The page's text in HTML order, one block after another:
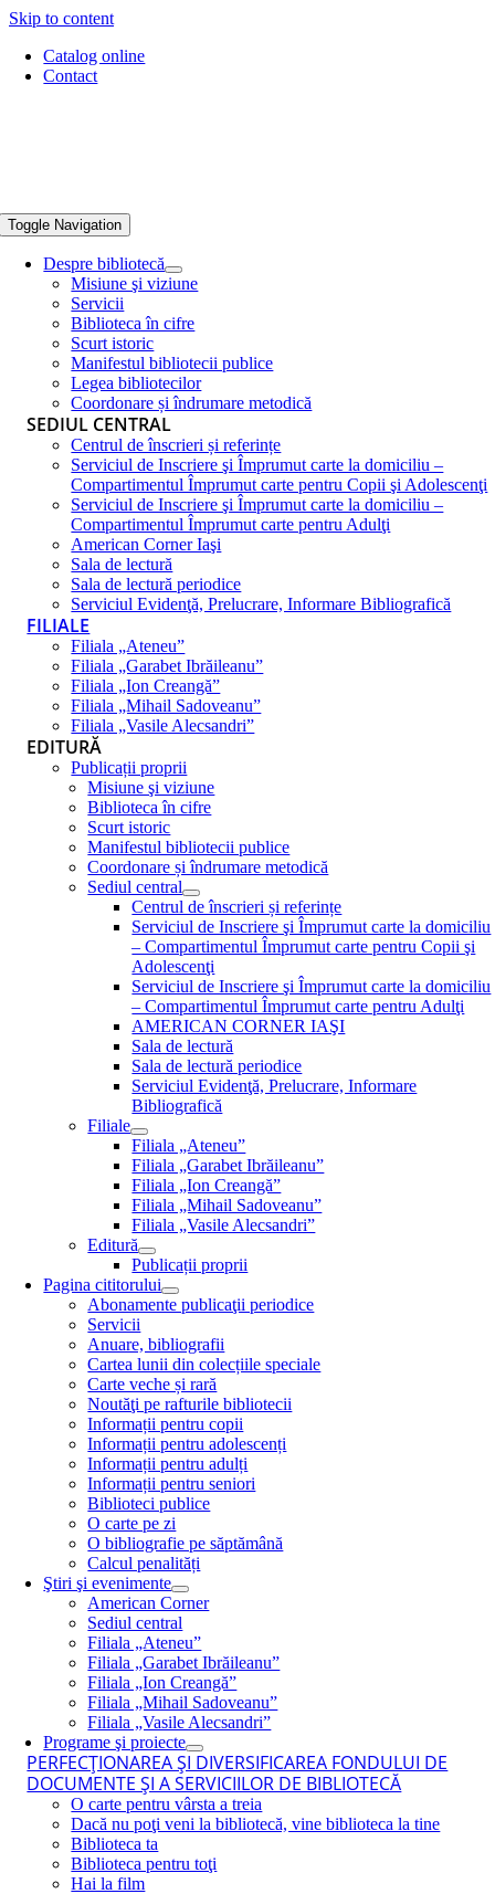
Skip to content
Catalog online
Contact
Toggle Navigation
Despre bibliotecă
Misiune şi viziune
Servicii
Biblioteca în cifre
Scurt istoric
Manifestul bibliotecii publice
Legea bibliotecilor
Coordonare și îndrumare metodică
SEDIUL CENTRAL
Centrul de înscrieri și referințe
Serviciul de Inscriere şi Împrumut carte la domiciliu –
Compartimentul Împrumut carte pentru Copii şi Adolescenţi
Serviciul de Inscriere şi Împrumut carte la domiciliu –
Compartimentul Împrumut carte pentru Adulţi
American Corner Iaşi
Sala de lectură
Sala de lectură periodice
Serviciul Evidenţă, Prelucrare, Informare Bibliografică
FILIALE
Filiala „Ateneu”
Filiala „Garabet Ibrăileanu”
Filiala „Ion Creangă”
Filiala „Mihail Sadoveanu”
Filiala „Vasile Alecsandri”
EDITURĂ
Publicații proprii
Misiune şi viziune
Biblioteca în cifre
Scurt istoric
Manifestul bibliotecii publice
Coordonare și îndrumare metodică
Sediul central
Centrul de înscrieri și referințe
Serviciul de Inscriere şi Împrumut carte la domiciliu
– Compartimentul Împrumut carte pentru Copii şi
Adolescenţi
Serviciul de Inscriere şi Împrumut carte la domiciliu
– Compartimentul Împrumut carte pentru Adulţi
AMERICAN CORNER IAŞI
Sala de lectură
Sala de lectură periodice
Serviciul Evidenţă, Prelucrare, Informare
Bibliografică
Filiale
Filiala „Ateneu”
Filiala „Garabet Ibrăileanu”
Filiala „Ion Creangă”
Filiala „Mihail Sadoveanu”
Filiala „Vasile Alecsandri”
Editură
Publicații proprii
Pagina cititorului
Abonamente publicaţii periodice
Servicii
Anuare, bibliografii
Cartea lunii din colecțiile speciale
Carte veche și rară
Noutăţi pe rafturile bibliotecii
Informații pentru copii
Informații pentru adolescenți
Informații pentru adulți
Informații pentru seniori
Biblioteci publice
O carte pe zi
O bibliografie pe săptămână
Calcul penalități
Ştiri şi evenimente
American Corner
Sediul central
Filiala „Ateneu”
Filiala „Garabet Ibrăileanu”
Filiala „Ion Creangă”
Filiala „Mihail Sadoveanu”
Filiala „Vasile Alecsandri”
Programe şi proiecte
PERFECŢIONAREA ŞI DIVERSIFICAREA FONDULUI DE
DOCUMENTE ŞI A SERVICIILOR DE BIBLIOTECĂ
O carte pentru vârsta a treia
Dacă nu poţi veni la bibliotecă, vine biblioteca la tine
Biblioteca ta
Biblioteca pentru toţi
Hai la film